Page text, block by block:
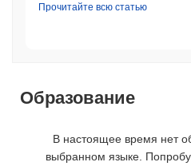
Прочитайте всю статью
Образование
В настоящее время нет
выбранном языке.